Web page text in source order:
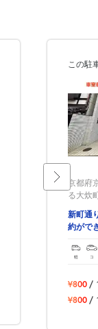
この駐
京都府
る大炊
新町通
約がで
軽 コ
¥800 /
¥800 /